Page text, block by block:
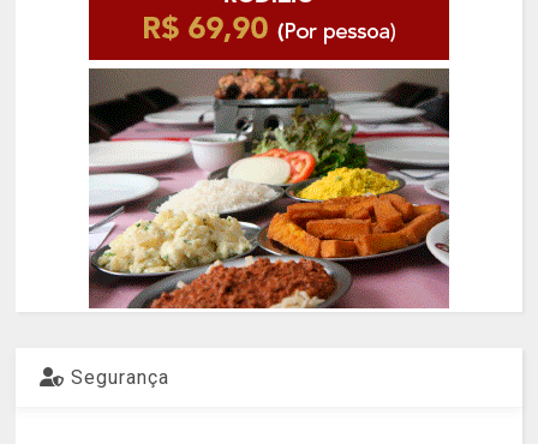
Segurança